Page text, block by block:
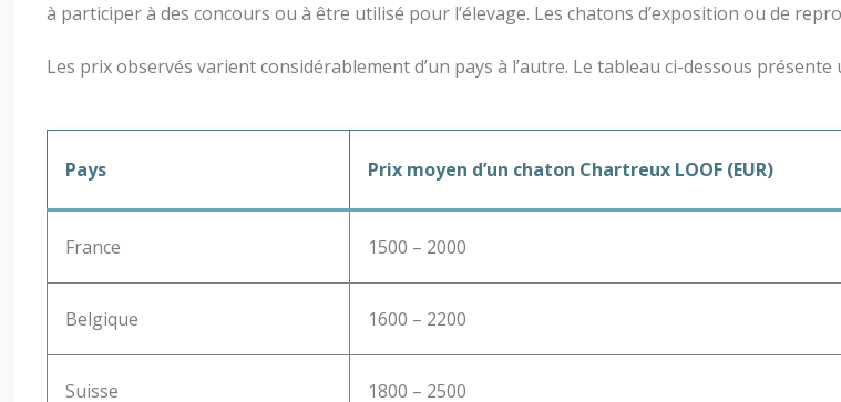
à participer à des concours ou à être utilisé pour l’élevage. Les chatons d’exposition ou de
Les prix observés varient considérablement d’un pays à l’autre. Le tableau ci-dessous
Pays Prix moyen d’un chaton Chartreux LOOF (EUR)
France 1500 – 2000
Belgique 1600 – 2200
Suisse 1800 – 2500